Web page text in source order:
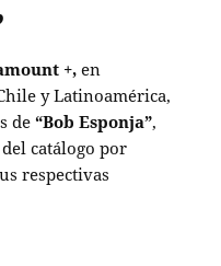
+, en
y Latinoamérica,
de“Bob Esponja”,
catálogo por
respectivas
suprime dos episodios